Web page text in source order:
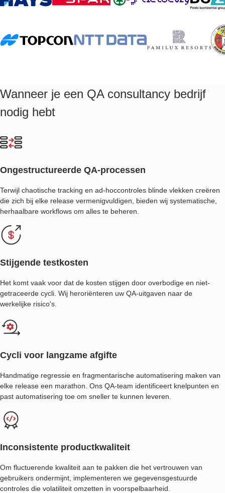
Wanneer je een QA consultancy bedrijf
nodig hebt
Ongestructureerde QA-processen
Terwijl chaotische tracking en ad-hoccontroles blinde vlekken creëren
die zich bij elke release vermenigvuldigen, bieden wij systematische,
herhaalbare workflows om alles te beheren.
Stijgende testkosten
Het komt vaak voor dat de kosten stijgen door overbodige en niet-
getraceerde cycli. Wij heroriënteren uw QA-uitgaven naar de
werkelijke risico's.
Cycli voor langzame afgifte
Handmatige regressie en fragmentarische automatisering maken van
elke release een marathon. Ons QA-team identificeert knelpunten en
past automatisering toe om sneller te kunnen leveren.
Inconsistente productkwaliteit
Om fluctuerende kwaliteit aan te pakken die het vertrouwen van
gebruikers ondermijnt, implementeren we gegevensgestuurde
controles die volatiliteit omzetten in voorspelbaarheid.